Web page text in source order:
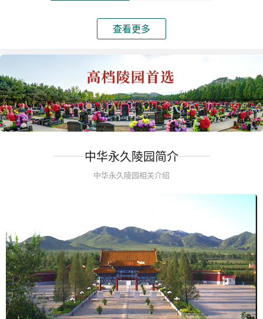
查看更多
中华永久陵园简介
中华永久陵园相关介绍